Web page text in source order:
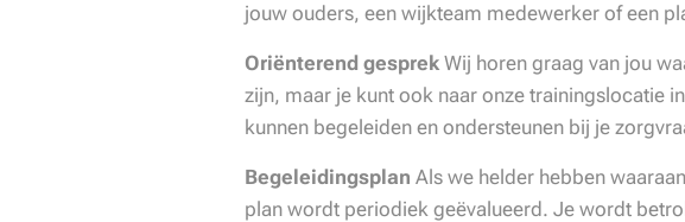
jouw ouders, een wijkteam medewerker of een
Oriënterend gesprek Wij horen graag van jou
zijn, maar je kunt ook naar onze trainingslocatie
kunnen begeleiden en ondersteunen bij je
Begeleidingsplan Als we helder hebben
plan wordt periodiek geëvalueerd. Je wordt